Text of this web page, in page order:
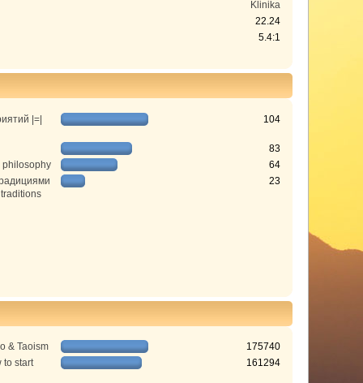
Klinika
22.24
5.4:1
|=| 104
83
64
23
& Taoism
175740
to start
161294